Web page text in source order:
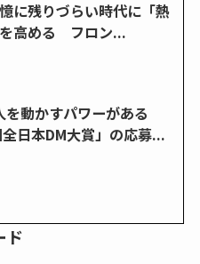
に残りづらい時代に「熱
高める フロン...
を動かすパワーがある
全日本DM大賞」の応募...
ド